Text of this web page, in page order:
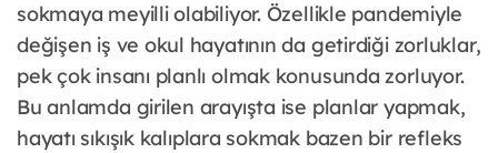
sokmaya meyilli olabiliyor. Özellikle pandemiyle
değişen iş ve okul hayatının da getirdiği zorluklar,
pek çok insanı planlı olmak konusunda zorluyor.
Bu anlamda girilen arayışta ise planlar yapmak,
hayatı sıkışık kalıplara sokmak bazen bir refleks